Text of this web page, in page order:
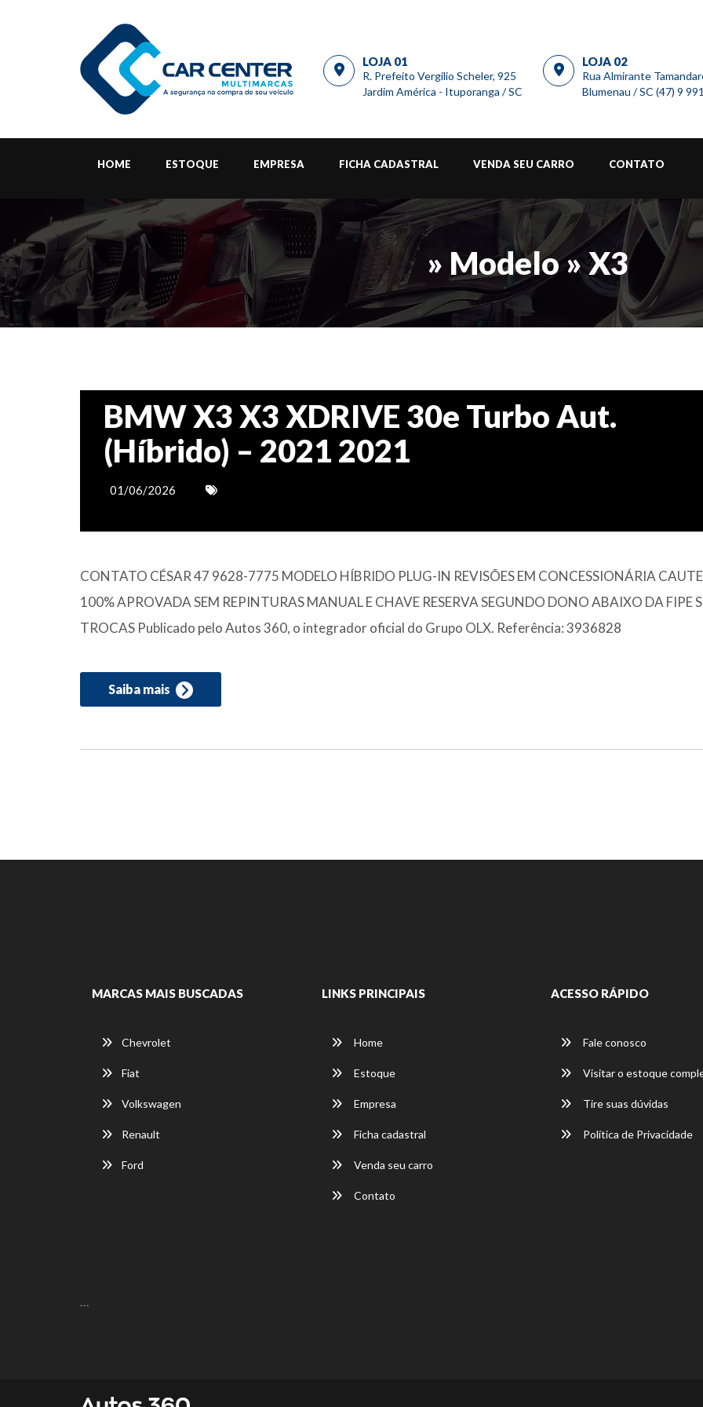
LOJA 01
R. Prefeito Vergilio Scheler, 925
Jardim América - Ituporanga / SC
LOJA 02
Rua Almirante
Blumenau / SC (47) 9
HOME ESTOQUE EMPRESA FICHA CADASTRAL VENDA SEU CARRO CONTATO
» Modelo » X3
BMW X3 X3 XDRIVE 30e Turbo Aut.
(Híbrido) – 2021 2021
01/06/2026
CONTATO CÉSAR 47 9628-7775 MODELO HÍBRIDO PLUG-IN REVISÕES EM CONCESSIONÁRIA
100% APROVADA SEM REPINTURAS MANUAL E CHAVE RESERVA SEGUNDO DONO ABAIXO DA FIPE
TROCAS Publicado pelo Autos 360, o integrador oficial do Grupo OLX. Referência: 3936828
Saiba mais
MARCAS MAIS BUSCADAS
Chevrolet
Fiat
Volkswagen
Renault
Ford
LINKS PRINCIPAIS
Home
Estoque
Empresa
Ficha cadastral
Venda seu carro
Contato
ACESSO RÁPIDO
Fale conosco
Visitar o estoque
Tire suas dúvidas
Política de Privacidade
```